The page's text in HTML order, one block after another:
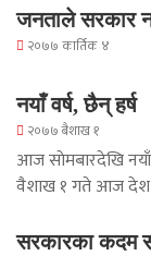
जनताले सरकार
२०७७ कार्तिक ४
नयाँ वर्ष, छैन् हर्ष
२०७७ बैशाख १
आज साेमबारदेखि
वैशाख १ गते आज देश
सरकारका कदम